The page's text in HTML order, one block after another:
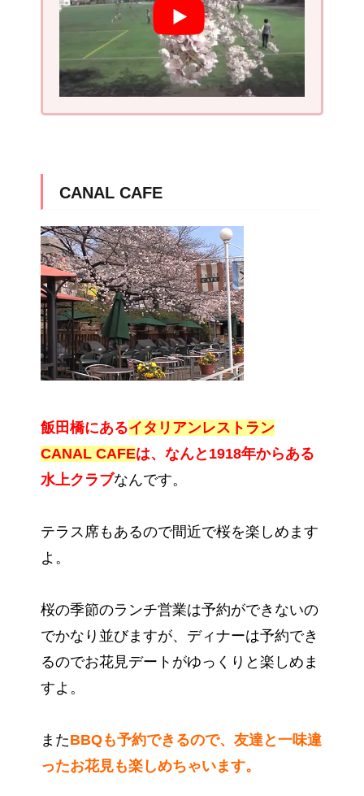
CANAL CAFE
飯田橋にあるイタリアンレストラン
CANAL CAFEは、なんと1918年からある
水上クラブなんです。
テラス席もあるので間近で桜を楽しめます
よ。
桜の季節のランチ営業は予約ができないの
でかなり並びますが、ディナーは予約でき
るのでお花見デートがゆっくりと楽しめま
すよ。
またBBQも予約できるので、友達と一味違
ったお花見も楽しめちゃいます。